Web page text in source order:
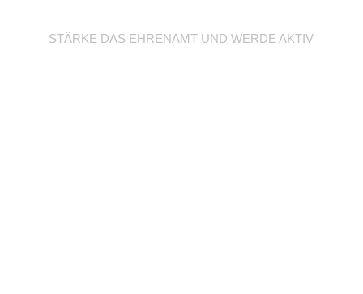
STÄRKE DAS EHRENAMT UND WERDE AKTIV